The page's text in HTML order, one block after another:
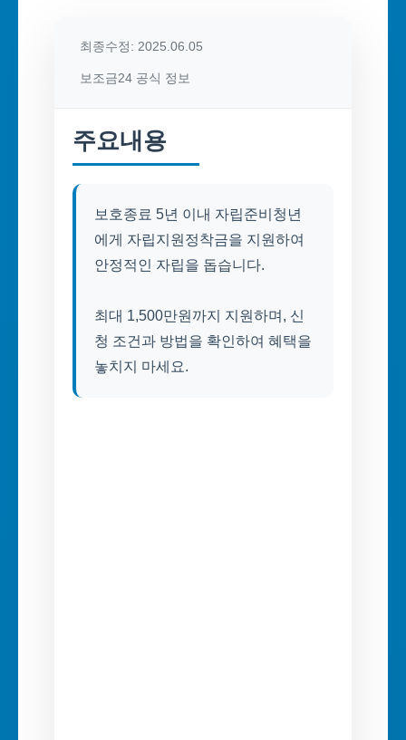
최종수정: 2025.06.05
보조금24 공식 정보
주요내용
보호종료 5년 이내 자립준비청년
에게 자립지원정착금을 지원하여
안정적인 자립을 돕습니다.
최대 1,500만원까지 지원하며, 신
청 조건과 방법을 확인하여 혜택을
놓치지 마세요.